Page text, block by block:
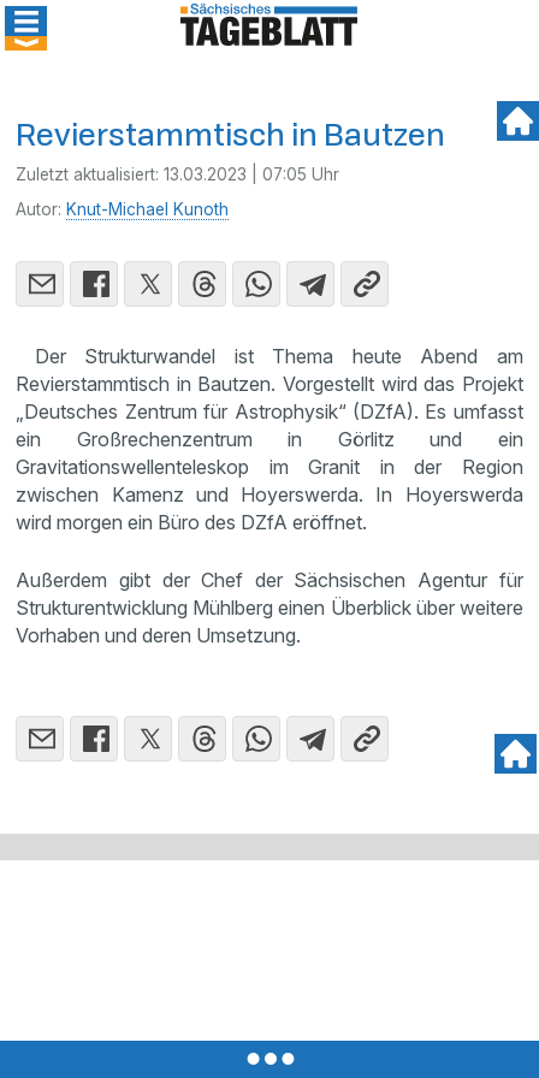
Revierstammtisch in Bautzen
Zuletzt aktualisiert:13.03.2023 | 07:05 Uhr
Autor: Knut-Michael Kunoth
Der Strukturwandel ist Thema heute Abend am
Revierstammtisch in Bautzen. Vorgestellt wird das Projekt
„Deutsches Zentrum für Astrophysik“ (DZfA). Es umfasst
ein Großrechenzentrum in Görlitz und ein
Gravitationswellenteleskop im Granit in der Region
zwischen Kamenz und Hoyerswerda. In Hoyerswerda
wird morgen ein Büro des DZfA eröffnet.
Außerdem gibt der Chef der Sächsischen Agentur für
Strukturentwicklung Mühlberg einen Überblick über weitere
Vorhaben und deren Umsetzung.